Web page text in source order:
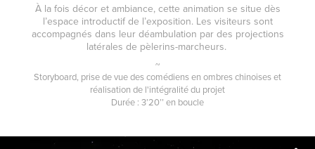
À la fois décor et ambiance, cette animation se situe dès
l’espace introductif de l’exposition. Les visiteurs sont
accompagnés dans leur déambulation par des projections
latérales de pèlerins-marcheurs.
~
Storyboard, prise de vue des comédiens en ombres chinoises et
réalisation de l'intégralité du projet
Durée : 3’20’’ en boucle